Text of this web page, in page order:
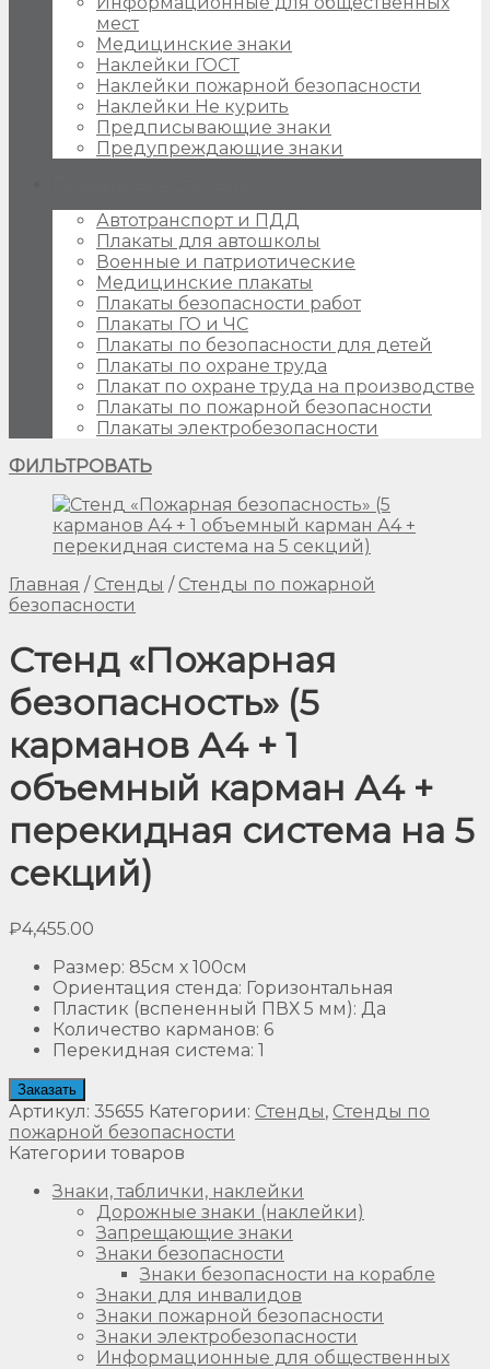
мест
Медицинские знаки
Наклейки ГОСТ
Наклейки пожарной безопасности
Наклейки Не курить
Предписывающие знаки
Предупреждающие знаки
Автотранспорт и ПДД
Плакаты для автошколы
Военные и патриотические
Медицинские плакаты
Плакаты безопасности работ
Плакаты ГО и ЧС
Плакаты по безопасности для детей
Плакаты по охране труда
Плакат по охране труда на производстве
Плакаты по пожарной безопасности
Плакаты электробезопасности
ФИЛЬТРОВАТЬ
Главная / Стенды / Стенды по пожарной
безопасности
Стенд «Пожарная
безопасность» (5
карманов А4 + 1
объемный карман А4 +
перекидная система на 5
секций)
₽4,455.00
Размер: 85см х 100см
Ориентация стенда: Горизонтальная
Пластик (вспененный ПВХ 5 мм): Да
Количество карманов: 6
Перекидная система: 1
Заказать
Артикул: 35655 Категории: Стенды, Стенды по
пожарной безопасности
Категории товаров
Знаки, таблички, наклейки
Дорожные знаки (наклейки)
Запрещающие знаки
Знаки безопасности
Знаки безопасности на корабле
Знаки для инвалидов
Знаки пожарной безопасности
Знаки электробезопасности
Информационные для общественных